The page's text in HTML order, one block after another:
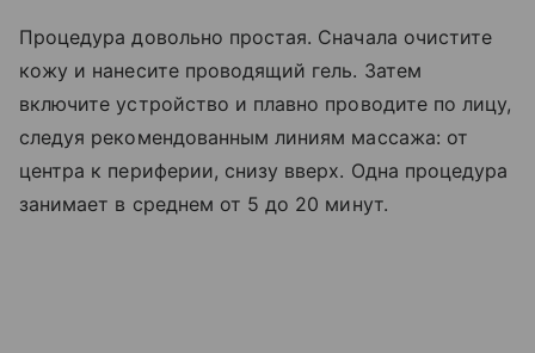
Процедура довольно простая. Сначала очистите
кожу и нанесите проводящий гель. Затем
включите устройство и плавно проводите по лицу,
следуя рекомендованным линиям массажа: от
центра к периферии, снизу вверх. Одна процедура
занимает в среднем от 5 до 20 минут.